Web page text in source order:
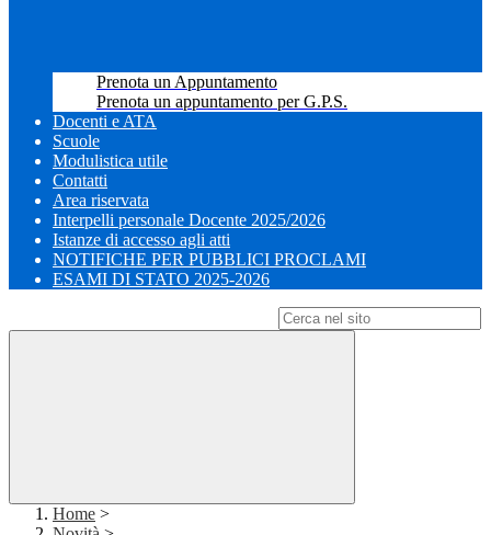
Prenota un Appuntamento
Prenota un appuntamento per G.P.S.
Docenti e ATA
Scuole
Modulistica utile
Contatti
Area riservata
Interpelli personale Docente 2025/2026
Istanze di accesso agli atti
NOTIFICHE PER PUBBLICI PROCLAMI
ESAMI DI STATO 2025-2026
Home >